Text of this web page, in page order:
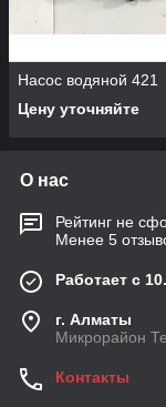
Насос водяной 421
Цену уточняйте
О нас
Рейтинг не
Менее 5
Работает с
г. Алматы
Микрорайон
Контакты